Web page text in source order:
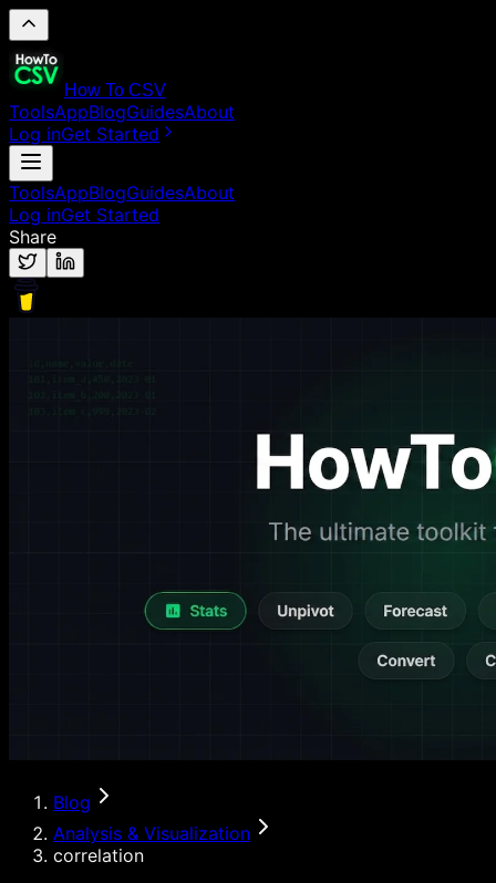
How To CSV
ToolsAppBlogGuidesAbout
Log inGet Started
ToolsAppBlogGuidesAbout
Log inGet Started
Share
Blog
Analysis & Visualization
correlation